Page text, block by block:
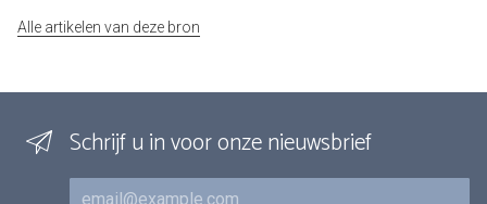
Alle artikelen van deze bron
Schrijf u in voor onze nieuwsbrief
E-mail